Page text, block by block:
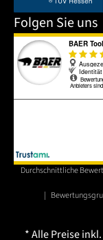
Folgen Sie uns
Durchschnittliche
|
* Alle Preise